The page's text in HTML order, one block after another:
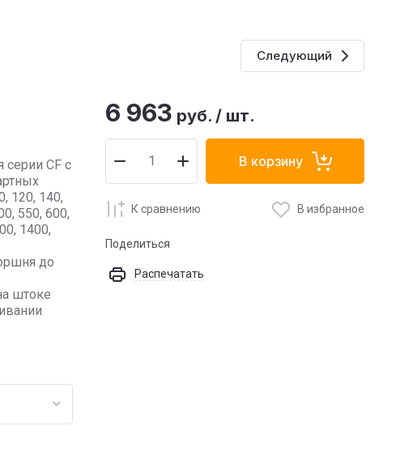
Следующий
СF с
120, 140,
550, 600,
1400,
до
штоке
6 963 руб. / шт.
В корзину
К сравнению В избранное
Поделиться
Распечатать